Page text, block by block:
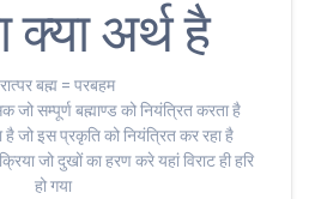
क्या अर्थ है
बह्म = परबहम
सम्पूर्ण बह्माण्ड को नियंत्रित करता है
है जो इस प्रकृति को नियंत्रित कर रहा है
जो दुखों का हरण करे यहां विराट ही हरि
हो गया